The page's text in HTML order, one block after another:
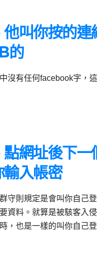
他叫你按的連
的
沒有任何facebook字，
點網址後下一
輸入帳密
守則規定是會叫你自己
資料。就算是被駭客入
，也是一樣的叫你自己